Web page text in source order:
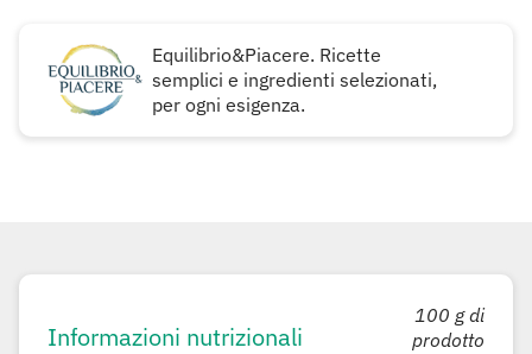
Equilibrio&Piacere. Ricette
semplici e ingredienti selezionati,
per ogni esigenza.
Informazioni nutrizionali
100 g di
prodotto